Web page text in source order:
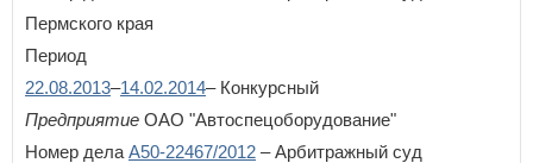
Пермского края
Период
22.08.2013–14.02.2014– Конкурсный
Предприятие ОАО "Автоспецоборудование"
Номер дела А50-22467/2012 – Арбитражный суд